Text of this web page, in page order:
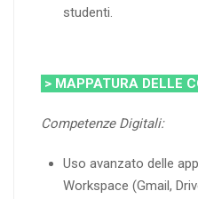
studenti.
> MAPPATURA DELLE
Competenze Digitali:
Uso avanzato delle
Workspace (Gmail,